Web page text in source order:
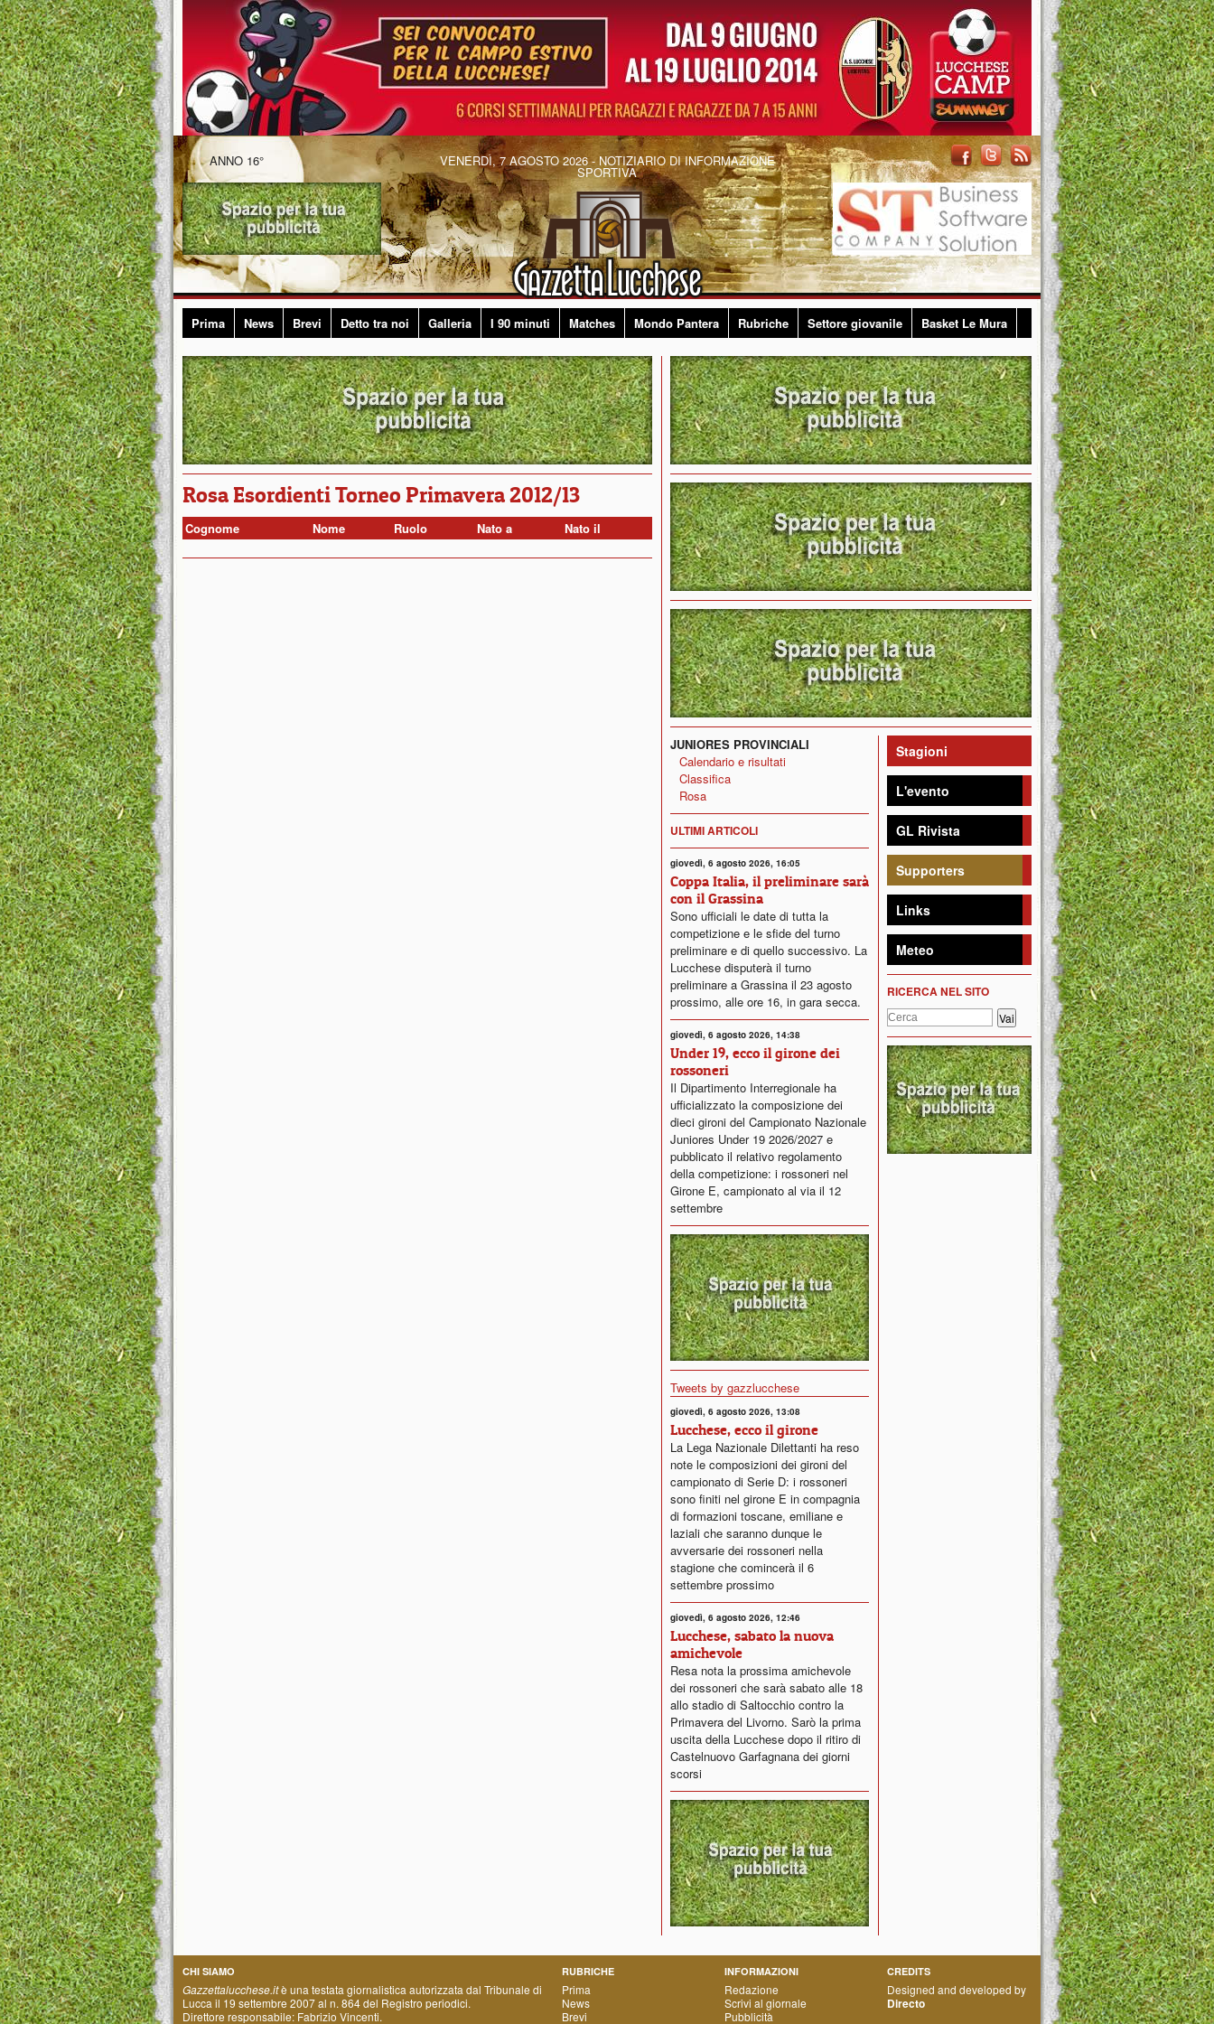
ANNO 16° VENERDÌ, 7 AGOSTO 2026 - NOTIZIARIO DI INFORMAZIONE
SPORTIVA
Prima News Brevi Detto tra noi Galleria I 90 minuti Matches Mondo Pantera Rubriche Settore giovanile Basket Le Mura
Rosa Esordienti Torneo Primavera 2012/13
Cognome Nome Ruolo Nato a Nato il
JUNIORES PROVINCIALI
Calendario e risultati
Classifica
Rosa
ULTIMI ARTICOLI
giovedì, 6 agosto 2026, 16:05
Coppa Italia, il preliminare sarà
con il Grassina
Sono ufficiali le date di tutta la
competizione e le sfide del turno
preliminare e di quello successivo. La
Lucchese disputerà il turno
preliminare a Grassina il 23 agosto
prossimo, alle ore 16, in gara secca.
giovedì, 6 agosto 2026, 14:38
Under 19, ecco il girone dei
rossoneri
Il Dipartimento Interregionale ha
ufficializzato la composizione dei
dieci gironi del Campionato Nazionale
Juniores Under 19 2026/2027 e
pubblicato il relativo regolamento
della competizione: i rossoneri nel
Girone E, campionato al via il 12
settembre
Tweets by gazzlucchese
giovedì, 6 agosto 2026, 13:08
Lucchese, ecco il girone
La Lega Nazionale Dilettanti ha reso
note le composizioni dei gironi del
campionato di Serie D: i rossoneri
sono finiti nel girone E in compagnia
di formazioni toscane, emiliane e
laziali che saranno dunque le
avversarie dei rossoneri nella
stagione che comincerà il 6
settembre prossimo
giovedì, 6 agosto 2026, 12:46
Lucchese, sabato la nuova
amichevole
Resa nota la prossima amichevole
dei rossoneri che sarà sabato alle 18
allo stadio di Saltocchio contro la
Primavera del Livorno. Sarò la prima
uscita della Lucchese dopo il ritiro di
Castelnuovo Garfagnana dei giorni
scorsi
Stagioni
L'evento
GL Rivista
Supporters
Links
Meteo
RICERCA NEL SITO
CHI SIAMO
Gazzettalucchese.itè una testata giornalistica autorizzata dal Tribunale di
Lucca il 19 settembre 2007 al n. 864 del Registro periodici.
Direttore responsabile: Fabrizio Vincenti.
RUBRICHE
Prima
News
Brevi
INFORMAZIONI
Redazione
Scrivi al giornale
Pubblicità
CREDITS
Designed and developed by
Directo